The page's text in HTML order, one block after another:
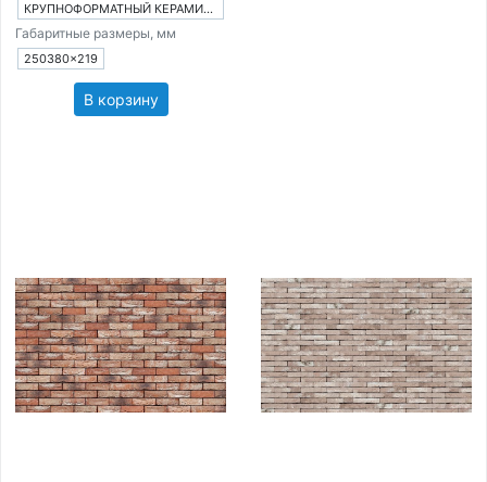
КРУПНОФОРМАТНЫЙ КЕРАМИЧЕСКИЙ БЛОК
Габаритные размеры, мм
250380×219
В корзину